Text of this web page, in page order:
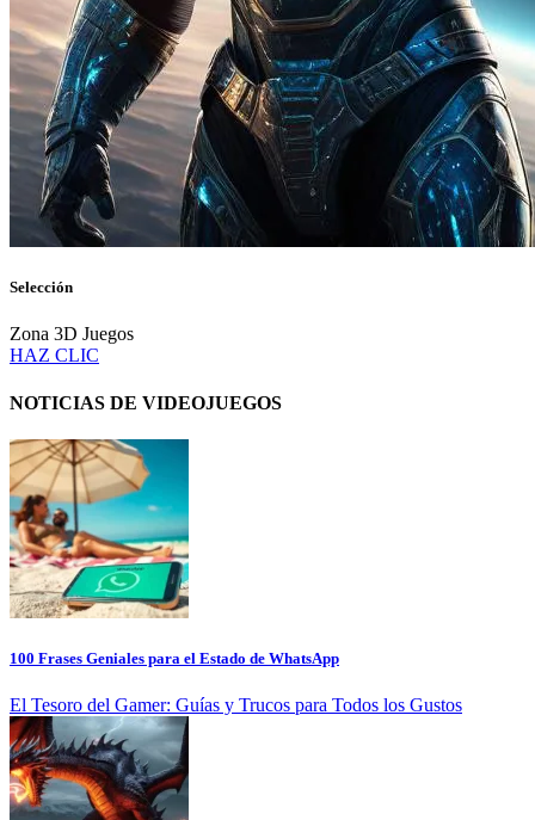
Selección
Zona 3D Juegos
HAZ CLIC
NOTICIAS DE VIDEOJUEGOS
100 Frases Geniales para el Estado de WhatsApp
El Tesoro del Gamer: Guías y Trucos para Todos los Gustos